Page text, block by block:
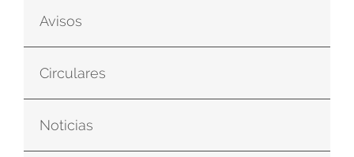
Avisos
Circulares
Noticias